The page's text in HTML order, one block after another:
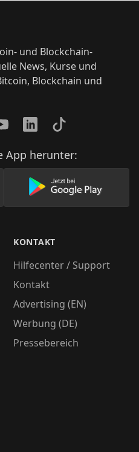
und Blockchain-
News, Kurse und
Blockchain und
LinkedInTikTok
App herunter:
im AppStore herunter
Lade unsere
KONTAKT
Hilfecenter / Support
Kontakt
Advertising (EN)
Werbung (DE)
Pressebereich